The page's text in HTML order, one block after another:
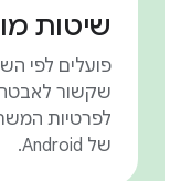
שיטות
פועלים לפי
שקשור
לפרטיות
של Android.